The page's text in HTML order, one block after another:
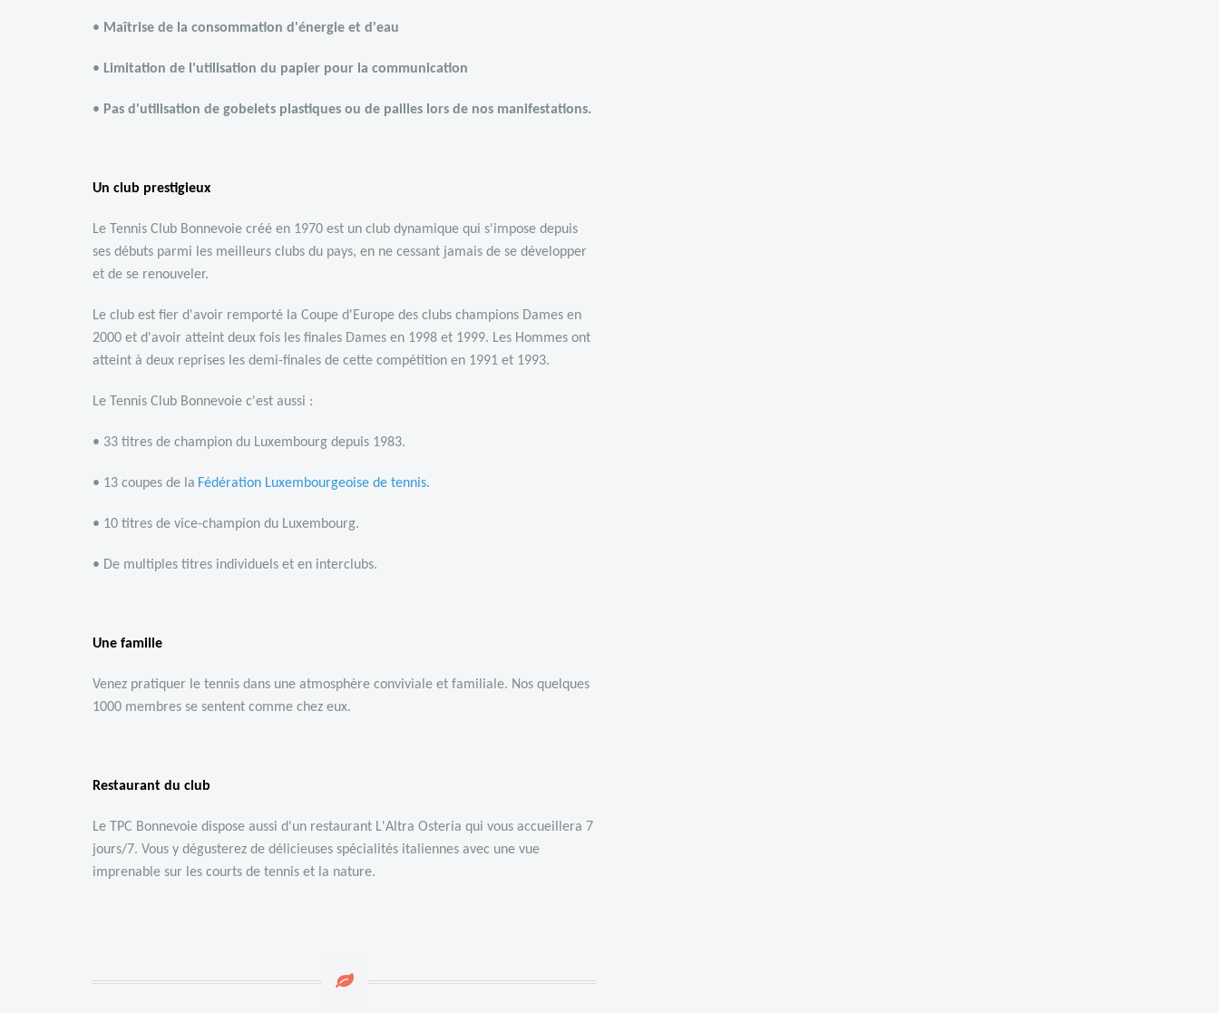
• Maîtrise de la consommation d'énergie et d'eau
• Limitation de l'utilisation du papier pour la communication
• Pas d'utilisation de gobelets plastiques ou de pailles lors de nos manifestations.
Un club prestigieux
Le Tennis Club Bonnevoie créé en 1970 est un club dynamique qui s'impose depuis
ses débuts parmi les meilleurs clubs du pays, en ne cessant jamais de se développer
et de se renouveler.
Le club est fier d'avoir remporté la Coupe d'Europe des clubs champions Dames en
2000 et d'avoir atteint deux fois les finales Dames en 1998 et 1999. Les Hommes ont
atteint à deux reprises les demi-finales de cette compétition en 1991 et 1993.
Le Tennis Club Bonnevoie c'est aussi :
• 33 titres de champion du Luxembourg depuis 1983.
• 13 coupes de la Fédération Luxembourgeoise de tennis.
• 10 titres de vice-champion du Luxembourg.
• De multiples titres individuels et en interclubs.
Une famille
Venez pratiquer le tennis dans une atmosphère conviviale et familiale. Nos quelques
1000 membres se sentent comme chez eux.
Restaurant du club
Le TPC Bonnevoie dispose aussi d'un restaurant L'Altra Osteria qui vous accueillera 7
jours/7. Vous y dégusterez de délicieuses spécialités italiennes avec une vue
imprenable sur les courts de tennis et la nature.